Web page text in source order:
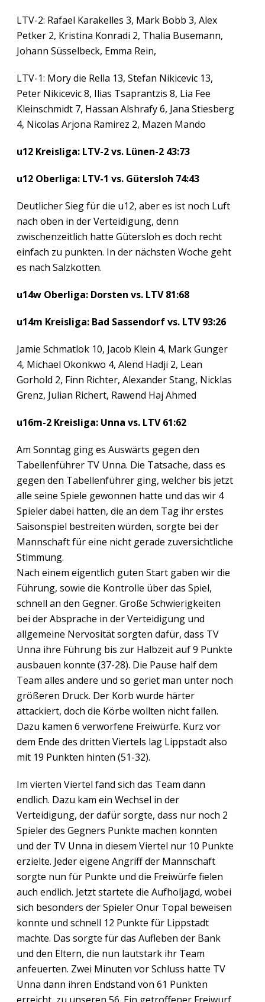
LTV-2: Rafael Karakelles 3, Mark Bobb 3, Alex
Petker 2, Kristina Konradi 2, Thalia Busemann,
Johann Süsselbeck, Emma Rein,
LTV-1: Mory die Rella 13, Stefan Nikicevic 13,
Peter Nikicevic 8, Ilias Tsaprantzis 8, Lia Fee
Kleinschmidt 7, Hassan Alshrafy 6, Jana Stiesberg
4, Nicolas Arjona Ramirez 2, Mazen Mando
u12 Kreisliga: LTV-2 vs. Lünen-2 43:73
u12 Oberliga: LTV-1 vs. Gütersloh 74:43
Deutlicher Sieg für die u12, aber es ist noch Luft
nach oben in der Verteidigung, denn
zwischenzeitlich hatte Gütersloh es doch recht
einfach zu punkten. In der nächsten Woche geht
es nach Salzkotten.
u14w Oberliga: Dorsten vs. LTV 81:68
u14m Kreisliga: Bad Sassendorf vs. LTV 93:26
Jamie Schmatlok 10, Jacob Klein 4, Mark Gunger
4, Michael Okonkwo 4, Alend Hadji 2, Lean
Gorhold 2, Finn Richter, Alexander Stang, Nicklas
Grenz, Julian Richert, Rawend Haj Ahmed
u16m-2 Kreisliga: Unna vs. LTV 61:62
Am Sonntag ging es Auswärts gegen den
Tabellenführer TV Unna. Die Tatsache, dass es
gegen den Tabellenführer ging, welcher bis jetzt
alle seine Spiele gewonnen hatte und das wir 4
Spieler dabei hatten, die an dem Tag ihr erstes
Saisonspiel bestreiten würden, sorgte bei der
Mannschaft für eine nicht gerade zuversichtliche
Stimmung.
Nach einem eigentlich guten Start gaben wir die
Führung, sowie die Kontrolle über das Spiel,
schnell an den Gegner. Große Schwierigkeiten
bei der Absprache in der Verteidigung und
allgemeine Nervosität sorgten dafür, dass TV
Unna ihre Führung bis zur Halbzeit auf 9 Punkte
ausbauen konnte (37-28). Die Pause half dem
Team alles andere und so geriet man unter noch
größeren Druck. Der Korb wurde härter
attackiert, doch die Körbe wollten nicht fallen.
Dazu kamen 6 verworfene Freiwürfe. Kurz vor
dem Ende des dritten Viertels lag Lippstadt also
mit 19 Punkten hinten (51-32).
Im vierten Viertel fand sich das Team dann
endlich. Dazu kam ein Wechsel in der
Verteidigung, der dafür sorgte, dass nur noch 2
Spieler des Gegners Punkte machen konnten
und der TV Unna in diesem Viertel nur 10 Punkte
erzielte. Jeder eigene Angriff der Mannschaft
sorgte nun für Punkte und die Freiwürfe fielen
auch endlich. Jetzt startete die Aufholjagd, wobei
sich besonders der Spieler Onur Topal beweisen
konnte und schnell 12 Punkte für Lippstadt
machte. Das sorgte für das Aufleben der Bank
und den Eltern, die nun lautstark ihr Team
anfeuerten. Zwei Minuten vor Schluss hatte TV
Unna dann ihren Endstand von 61 Punkten